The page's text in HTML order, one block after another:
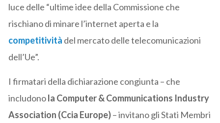
luce delle “ultime idee della Commissione che
rischiano di minare l’internet aperta e la
competitività del mercato delle telecomunicazioni
dell’Ue”.
I firmatari della dichiarazione congiunta – che
includonola Computer & Communications Industry
Association (Ccia Europe)– invitano gli Stati Membri